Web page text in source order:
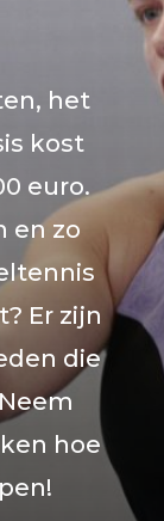
het
kost
euro.
en zo
Er zijn
die
hoe